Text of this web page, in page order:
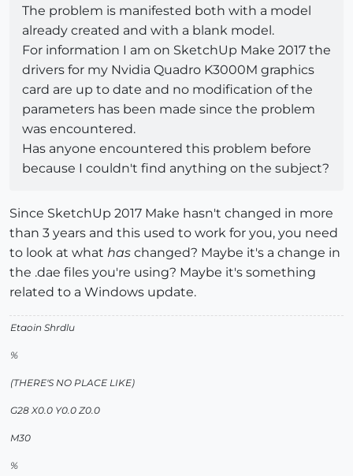
The problem is manifested both with a model
already created and with a blank model.
For information I am on SketchUp Make 2017 the
drivers for my Nvidia Quadro K3000M graphics
card are up to date and no modification of the
parameters has been made since the problem
was encountered.
Has anyone encountered this problem before
because I couldn't find anything on the subject?
Since SketchUp 2017 Make hasn't changed in more
than 3 years and this used to work for you, you need
to look at what has changed? Maybe it's a change in
the .dae files you're using? Maybe it's something
related to a Windows update.
Etaoin Shrdlu
%
(THERE'S NO PLACE LIKE)
G28 X0.0 Y0.0 Z0.0
M30
%